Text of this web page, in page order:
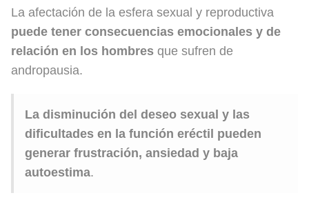
La afectación de la esfera sexual y reproductiva
puede tener consecuencias emocionales y de
relación en los hombres que sufren de
andropausia.
La disminución del deseo sexual y las
dificultades en la función eréctil pueden
generar frustración, ansiedad y baja
autoestima.